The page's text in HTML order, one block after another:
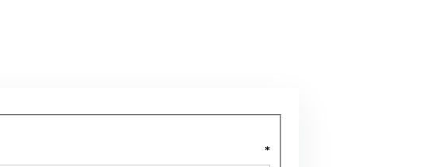
*